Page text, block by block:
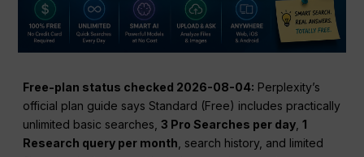
Free-plan status checked 2026-08-04: Perplexity’s
official plan guide says Standard (Free) includes practically
unlimited basic searches,3 Pro Searches per day ,1
Research query per month , search history, and limited